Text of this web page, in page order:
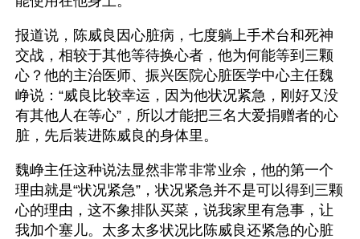
报道说，陈威良因心脏病，七度躺上手术台和死神
交战，相较于其他等待换心者，他为何能等到三颗
心？他的主治医师、振兴医院心脏医学中心主任魏
峥说：“威良比较幸运，因为他状况紧急，刚好又没
有其他人在等心”，所以才能把三名大爱捐赠者的心
脏，先后装进陈威良的身体里。
魏峥主任这种说法显然非常非常业余，他的第一个
理由就是“状况紧急”，状况紧急并不是可以得到三颗
心的理由，这不象排队买菜，说我家里有急事，让
我加个塞儿。太多太多状况比陈威良还紧急的心脏